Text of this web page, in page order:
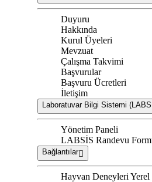
Duyuru
Hakkında
Kurul Üyeleri
Mevzuat
Çalışma Takvimi
Başvurular
Başvuru Ücretleri
İletişim
Laboratuvar Bilgi Sistemi
Yönetim Paneli
LABSİS Randevu
Bağlantılar
Hayvan Deneyleri